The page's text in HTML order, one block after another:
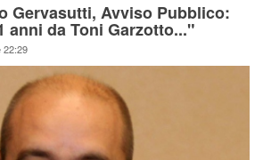
Gervasutti, Avviso Pubblico:
anni da Toni Garzotto..."
22:29